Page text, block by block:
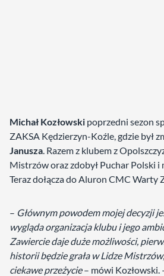
Michał Kozłowski poprzedni sezon
ZAKSA Kędzierzyn-Koźle, gdzie był
Janusza. Razem z klubem z
Mistrzów oraz zdobył Puchar Polski
Teraz dołącza do Aluron CMC Warty
– Głównym powodem mojej decyzji
wygląda organizacja klubu i jego
Zawiercie daje duże możliwości,
historii będzie grała w Lidze
ciekawe przeżycie– mówi Kozłowski.